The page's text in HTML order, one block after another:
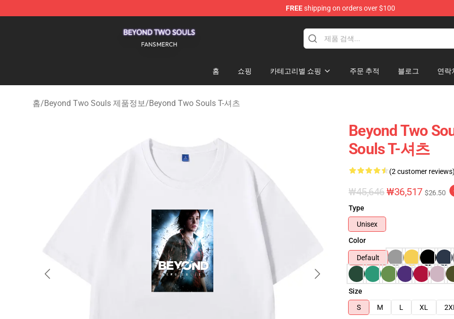
FREEshipping on orders over $100
홈 쇼핑 카테고리별 쇼핑 주문 추적 블로그 연락
홈/Beyond Two Souls 제품정보/Beyond Two Souls T-셔츠
Beyond Two
Souls T-셔츠
(2 customer reviews)
₩45,646₩36,517 $26.50
Type
Unisex
Color
Default
Size
S
M L XL 2XL